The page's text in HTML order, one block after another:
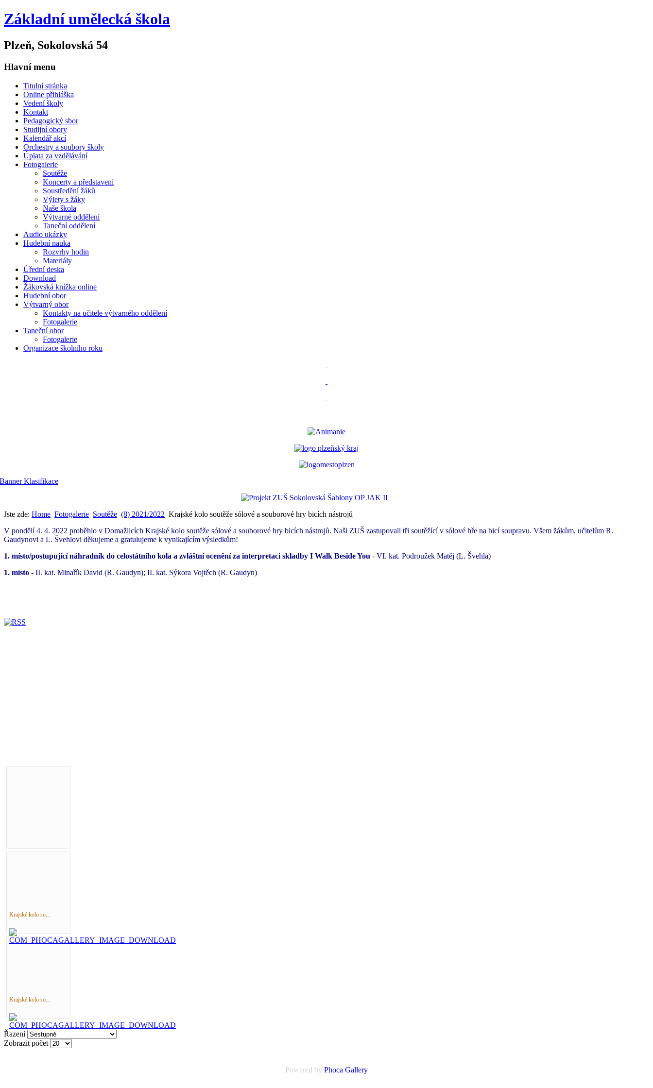
Základní umělecká škola
Plzeň, Sokolovská 54
Hlavní menu
Titulní stránka
Online přihláška
Vedení školy
Kontakt
Pedagogický sbor
Studijní obory
Kalendář akcí
Orchestry a soubory školy
Úplata za vzdělávání
Fotogalerie
Soutěže
Koncerty a představení
Soustředění žáků
Výlety s žáky
Naše škola
Výtvarné oddělení
Taneční oddělení
Audio ukázky
Hudební nauka
Rozvrhy hodin
Materiály
Úřední deska
Download
Žákovská knížka online
Hudební obor
Výtvarný obor
Kontakty na učitele výtvarného oddělení
Fotogalerie
Taneční obor
Fotogalerie
Organizace školního roku
Jste zde: Home Fotogalerie Soutěže (8) 2021/2022 Krajské kolo soutěže sólové a souborové hry bicích nástrojů
V pondělí 4. 4. 2022 proběhlo v Domažlicích Krajské kolo soutěže sólové a souborové hry bicích nástrojů. Naši ZUŠ zastupovali tři soutěžící v sólové hře na bicí soupravu. Všem žákům, učitelům R.
Gaudynovi a L. Švehlovi děkujeme a gratulujeme k vynikajícím výsledkům!
1. místo/postupující náhradník do celostátního kola a zvláštní ocenění za interpretaci skladby I Walk Beside You - VI. kat. Podroužek Matěj (L. Švehla)
1. místo - II. kat. Minařík David (R. Gaudyn); II. kat. Sýkora Vojtěch (R. Gaudyn)
Krajské kolo so...
Krajské kolo so...
Řazení
Zobrazit počet
Powered by Phoca Gallery